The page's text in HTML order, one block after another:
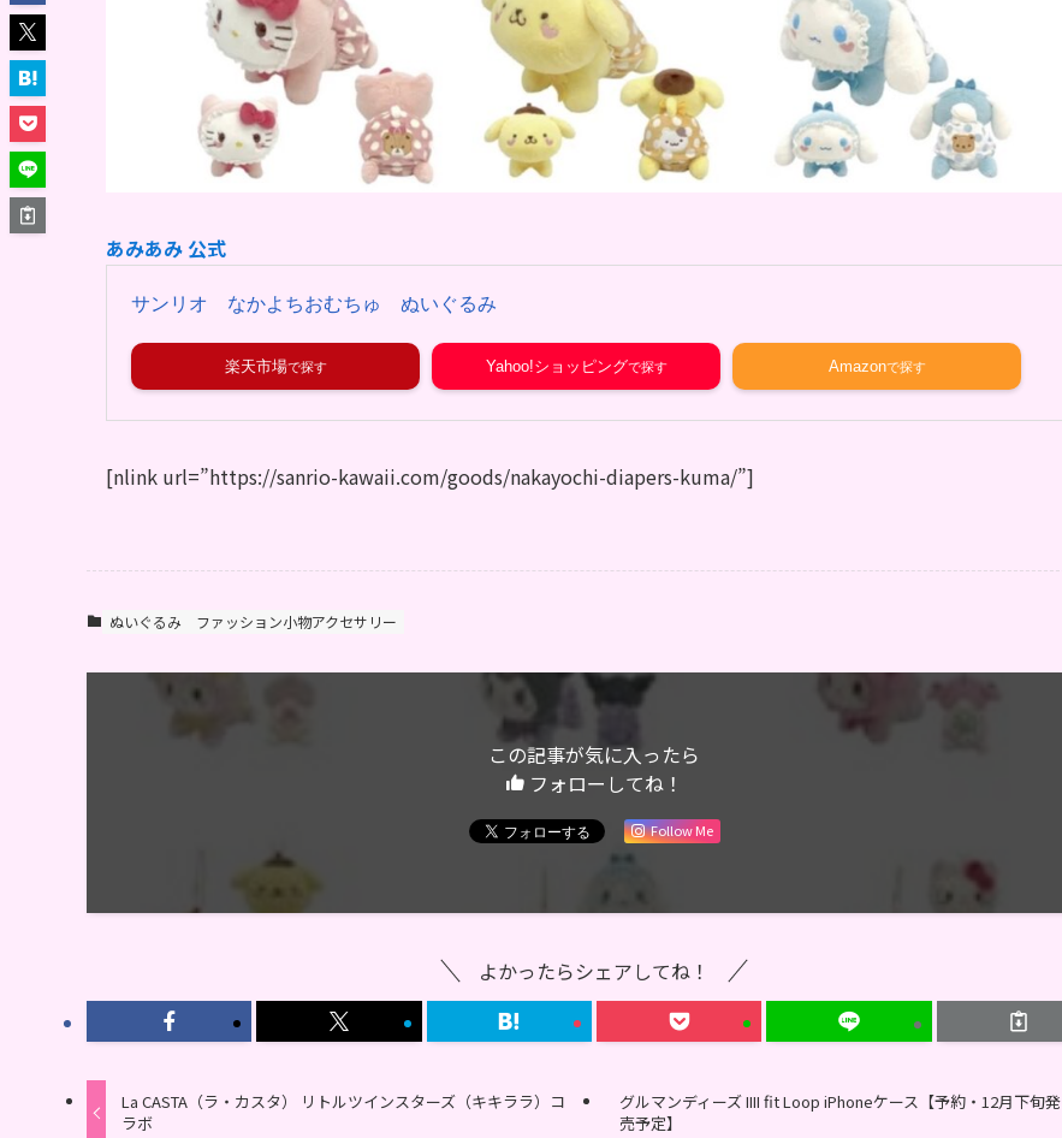
あみあみ 公式
サンリオ なかよちおむちゅ ぬいぐるみ
楽天市場 Yahoo!ショッピング Amazon
[nlink url=”https://sanrio-kawaii.com/goods/nakayochi-diapers-kuma/”]
ぬいぐるみ ファッション小物アクセサリー
この記事が気に入ったら
フォローしてね！
Follow Me
よかったらシェアしてね！
La CASTA（ラ・カスタ） リトルツインスターズ（キキララ）コ
ラボ
グルマンディーズ IIII fit Loop iPhoneケース【予約・12月下旬発
売予定】